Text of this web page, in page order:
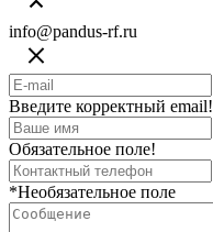
info@pandus-rf.ru
Введите корректный email!
Обязательное поле!
*Необязательное поле